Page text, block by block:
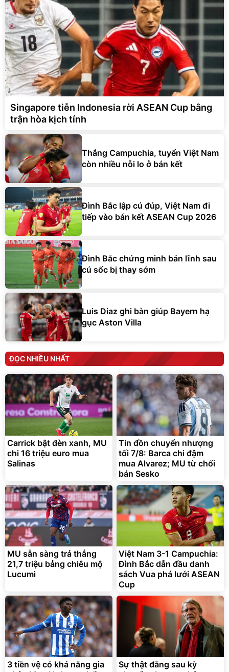
Singapore tiễn Indonesia rời ASEAN Cup bằng
trận hòa kịch tính
Thắng Campuchia, tuyển Việt Nam
còn nhiều nỗi lo ở bán kết
Đình Bắc lập cú đúp, Việt Nam đi
tiếp vào bán kết ASEAN Cup 2026
Đình Bắc chứng minh bản lĩnh sau
cú sốc bị thay sớm
Luis Diaz ghi bàn giúp Bayern hạ
gục Aston Villa
ĐỌC NHIỀU NHẤT
Carrick bật đèn xanh, MU
chi 16 triệu euro mua
Salinas
Tin đồn chuyển nhượng
tối 7/8: Barca chi đậm
mua Alvarez; MU từ chối
bán Sesko
MU sẵn sàng trả thẳng
21,7 triệu bảng chiêu mộ
Lucumi
Việt Nam 3-1 Campuchia:
Đình Bắc dẫn đầu danh
sách Vua phá lưới ASEAN
Cup
3 tiền vệ có khả năng gia
Sự thật đằng sau kỳ